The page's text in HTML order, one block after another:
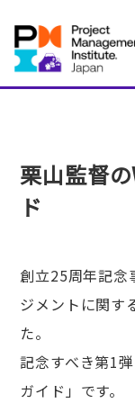
栗山監督
ド
創立25周年記念
ジメントに関す
た。
記念すべき第1
ガイド」です。